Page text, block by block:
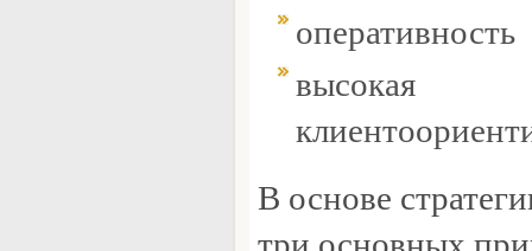
оперативность
высокая
В основе